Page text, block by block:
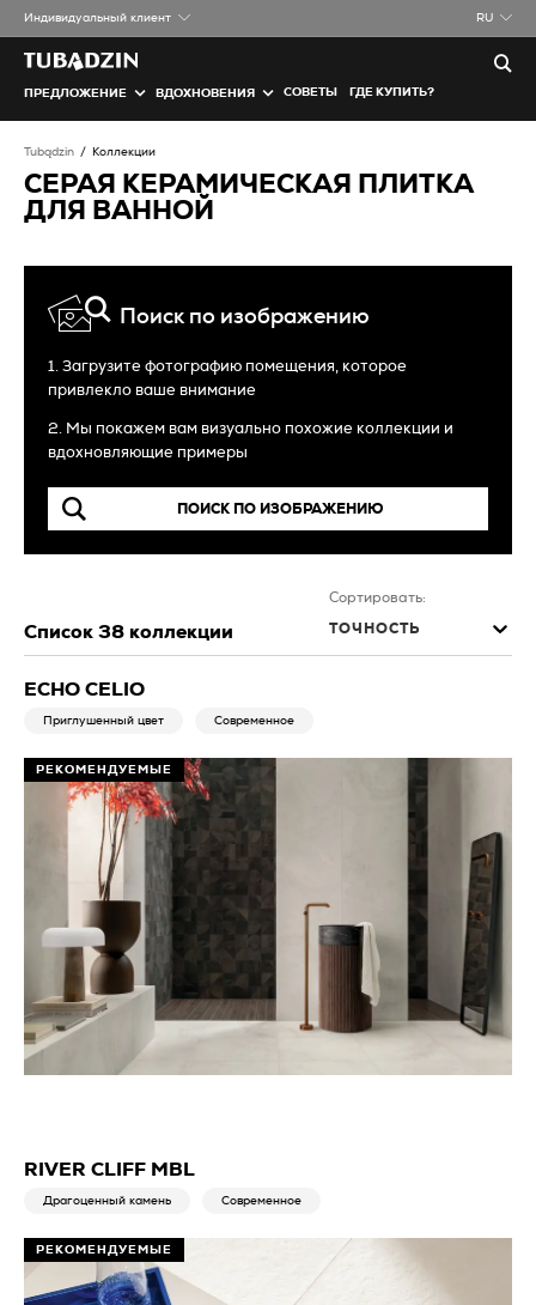
Индивидуальный клиент RU
ПРЕДЛОЖЕНИЕ ВДОХНОВЕНИЯ СОВЕТЫ ГДЕ КУПИТЬ?
Tubądzin Коллекции
СЕРАЯ КЕРАМИЧЕСКАЯ ПЛИТКА
ДЛЯ ВАННОЙ
Поиск по изображению
1. Загрузите фотографию помещения, которое
привлекло ваше внимание
2. Мы покажем вам визуально похожие коллекции и
вдохновляющие примеры
ПОИСК ПО ИЗОБРАЖЕНИЮ
Список 38 коллекции
Сортировать:
ТОЧНОСТЬ
ECHO CELIO
Приглушенный цвет Современное
РЕКОМЕНДУЕМЫЕ
RIVER CLIFF MBL
Драгоценный камень Современное
РЕКОМЕНДУЕМЫЕ